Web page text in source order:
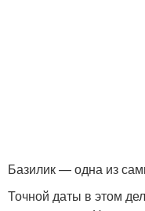
Базилик — одна из
Точной даты в этом